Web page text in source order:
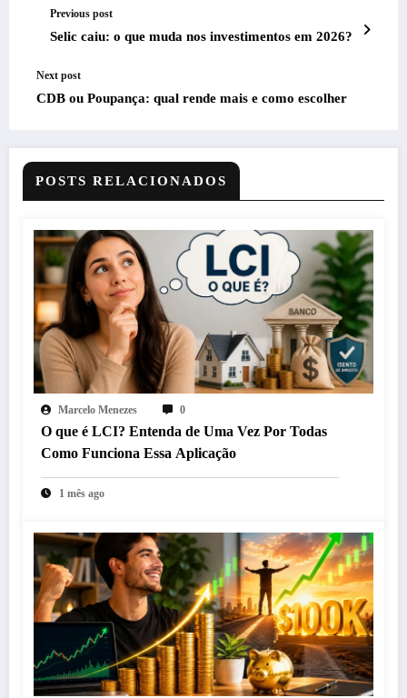
Previous post
Selic caiu: o que muda nos investimentos em 2026?
Next post
CDB ou Poupança: qual rende mais e como escolher
POSTS RELACIONADOS
Marcelo Menezes 0
O que é LCI? Entenda de Uma Vez Por Todas
Como Funciona Essa Aplicação
1 mês ago